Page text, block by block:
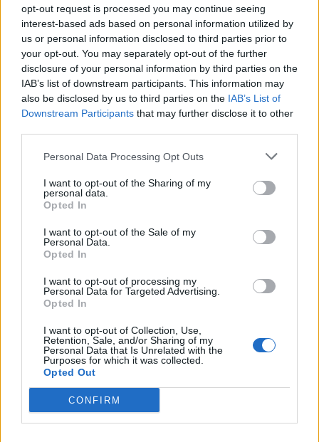
opt-out request is processed you may continue seeing
interest-based ads based on personal information utilized by
us or personal information disclosed to third parties prior to
your opt-out. You may separately opt-out of the further
disclosure of your personal information by third parties on the
IAB’s list of downstream participants. This information may
also be disclosed by us to third parties on the IAB’s List of
Downstream Participants that may further disclose it to other
Personal Data Processing Opt Outs
I want to opt-out of the Sharing of my
personal data.
Opted In
I want to opt-out of the Sale of my
Personal Data.
Opted In
I want to opt-out of processing my
Personal Data for Targeted Advertising.
Opted In
I want to opt-out of Collection, Use,
Retention, Sale, and/or Sharing of my
Personal Data that Is Unrelated with the
Purposes for which it was collected.
Opted Out
CONFIRM
FŐTÉR
A Román Rendőrség azt üzeni,
semmiképpen ne higgyenek a Román
Rendőrségnek – hírmix
További híreink: sziklát akart a Dunába robbantani a
hadsereg, egyelőre sikertelenül, az illetékes szerint
áramfogyasztásban.
EZ IS ÉRDEKELHETI